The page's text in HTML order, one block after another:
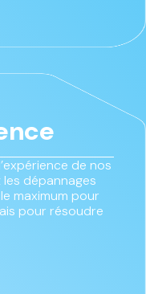
de nos
dépannages
maximum pour
pour résoudre